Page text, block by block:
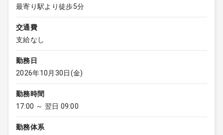
最寄り駅より徒歩5分
交通費
支給なし
勤務日
2026年10月30日(金)
勤務時間
17:00 ～ 翌日 09:00
勤務体系